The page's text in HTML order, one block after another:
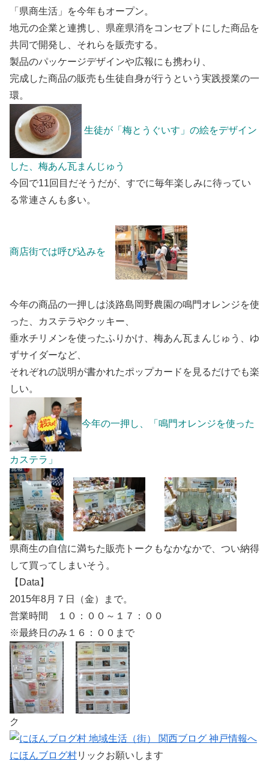
「県商生活」を今年もオープン。
地元の企業と連携し、県産県消をコンセプトにした商品を
共同で開発し、それらを販売する。
製品のパッケージデザインや広報にも携わり、
完成した商品の販売も生徒自身が行うという実践授業の一
環。
生徒が「梅とうぐいす」の絵をデザイン
した、梅あん瓦まんじゅう
今回で11回目だそうだが、すでに毎年楽しみに待ってい
る常連さんも多い。
商店街では呼び込みを
今年の商品の一押しは淡路島岡野農園の鳴門オレンジを使
った、カステラやクッキー、
垂水チリメンを使ったふりかけ、梅あん瓦まんじゅう、ゆ
ずサイダーなど、
それぞれの説明が書かれたポップカードを見るだけでも楽
しい。
今年の一押し、「鳴門オレンジを使った
カステラ」
県商生の自信に満ちた販売トークもなかなかで、つい納得
して買ってしまいそう。
【Data】
2015年8月７日（金）まで。
営業時間 １０：００～１７：００
※最終日のみ１６：００まで
ク
にほんブログ村リックお願いします